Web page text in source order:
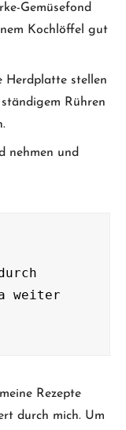
Gemüsefond
Kochlöffel gut
Herdplatte stellen
Rühren
nehmen und
weiter
Rezepte
durch mich. Um